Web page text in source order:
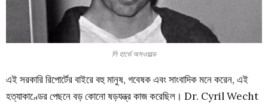
লি হার্ভে অসওয়াল্ড
এই সরকারি রিপোর্টের বাইরে বহু মানুষ, গবেষক এবং সাংবাদিক মনে করেন, এই
হত্যাকাণ্ডের পেছনে বড় কোনো ষড়যন্ত্র কাজ করেছিল। Dr. Cyril Wecht